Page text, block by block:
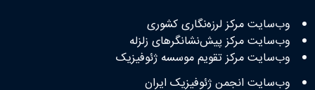
وب‌سایت مرکز لرزه‌نگاری کشوری
وب‌سایت مرکز پیش‌نشانگرهای زلزله
وب‌سایت مرکز تقویم موسسه ژئوفیزیک
وب‌سایت انجمن ژئوفیزیک ایران